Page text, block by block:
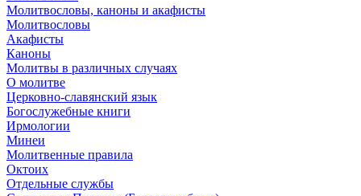
Молитвословы, каноны и акафисты
Молитвословы
Акафисты
Каноны
Молитвы в различных случаях
О молитве
Церковно-славянский язык
Богослужебные книги
Ирмологии
Минеи
Молитвенные правила
Октоих
Отдельные службы